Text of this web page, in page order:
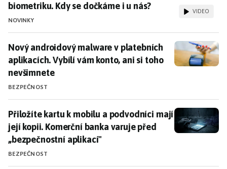
biometriku. Kdy se dočkáme i u nás?
NOVINKY
VIDEO
Nový androidový malware v platebních aplikacích.
Nový androidový malware v platebních
aplikacích. Vybílí vám konto, ani si toho
nevšimnete
BEZPEČNOST
Přiložíte kartu k mobilu a podvodníci mají její kopii.
Přiložíte kartu k mobilu a podvodníci mají
její kopii. Komerční banka varuje před
„bezpečnostní aplikací"
BEZPEČNOST